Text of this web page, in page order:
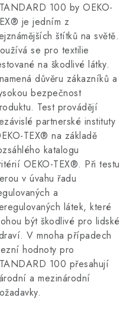
100 by OEKO-
je jedním z
štítků na světě.
se pro textilie
na škodlivé látky.
důvěru zákazníků a
bezpečnost
Test provádějí
partnerské instituty
TEX® na základě
katalogu
OEKO-TEX®. Při testu
v úvahu řadu
a
látek, které
být škodlivé pro lidské
V mnoha případech
hodnoty pro
100 přesahují
a mezinárodní